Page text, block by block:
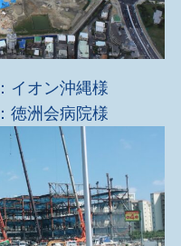
イオン沖縄様
会病院様